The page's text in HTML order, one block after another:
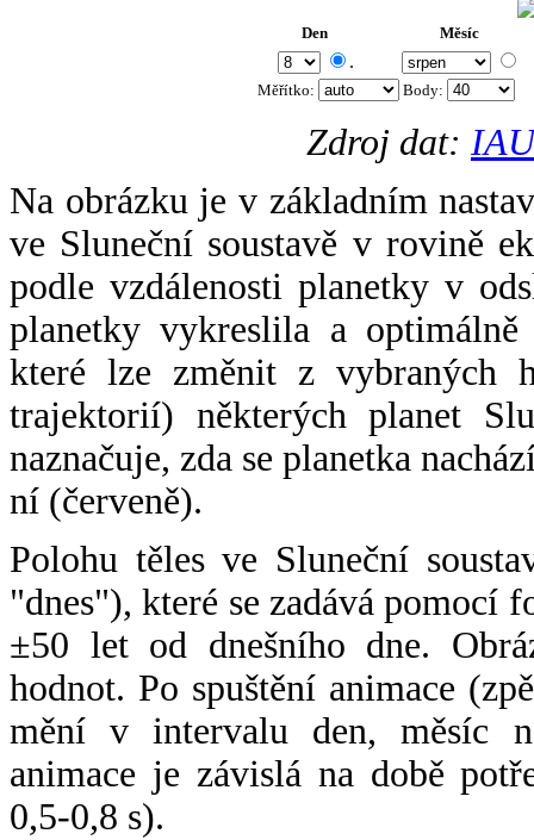
Den Měsíc
.
Měřítko: Body:
Zdroj dat:
Na obrázku je v základním
ve Sluneční soustavě v rovině
podle vzdálenosti planetky v
planetky vykreslila a
které lze změnit z vybraných
trajektorií) některých planet
naznačuje, zda se planetka
ní (červeně).
Polohu těles ve Sluneční
"dnes"), které se zadává pomocí
±50 let od dnešního dne.
hodnot. Po spuštění animace
mění v intervalu den, měsíc
animace je závislá na době
0,5-0,8 s).